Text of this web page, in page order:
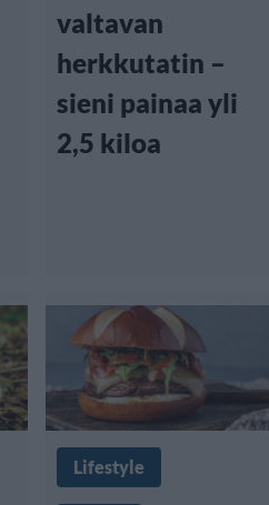
valtavan
herkkutatin –
sieni painaa yli
2,5 kiloa
Lifestyle